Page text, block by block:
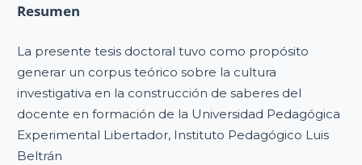
Resumen
La presente tesis doctoral tuvo como propósito
generar un corpus teórico sobre la cultura
investigativa en la construcción de saberes del
docente en formación de la Universidad Pedagógica
Experimental Libertador, Instituto Pedagógico Luis
Beltrán